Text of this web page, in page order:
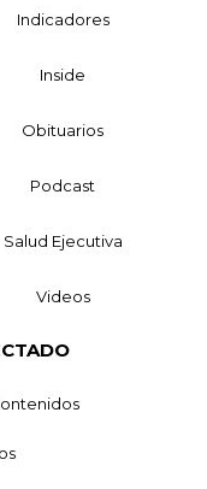
Indicadores
Inside
Obituarios
Podcast
Salud Ejecutiva
Videos